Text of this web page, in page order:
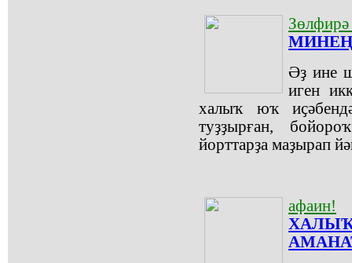
МИНЕҢ
Әҙ ине
иген
халыҡ юҡ
туҙҙырған,
йорттарҙа маҙырап
афаин!